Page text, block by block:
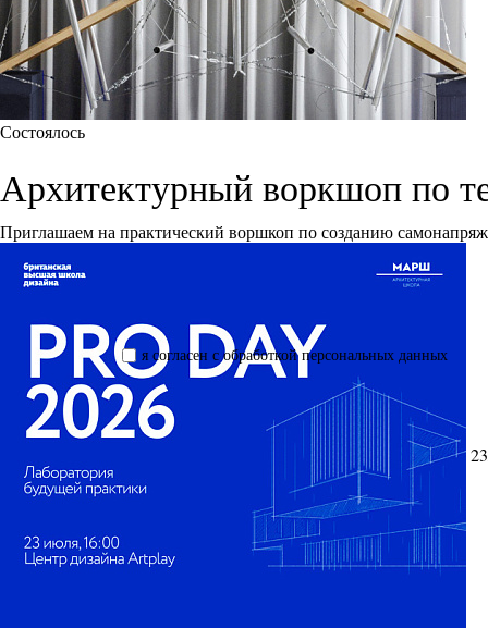
я согласен с обработкой персональных данных
Состоялось
Архитектурный воркшоп по
Приглашаем на практический воршкоп по созданию